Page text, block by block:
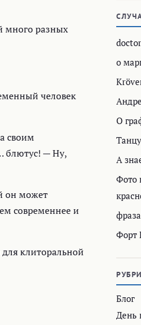
много разных
человек
своим
блютус! — Ну,
он может
современнее и
клиторальной
о
О
А
Фото
Форт
Блог
День